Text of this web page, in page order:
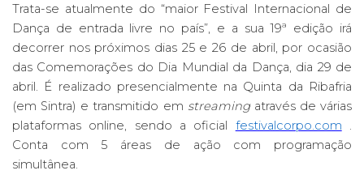
Trata-se atualmente do “maior Festival Internacional de
Dança de entrada livre no país”, e a sua 19ª edição irá
decorrer nos próximos dias 25 e 26 de abril, por ocasião
das Comemorações do Dia Mundial da Dança, dia 29 de
abril. É realizado presencialmente na Quinta da Ribafria
(em Sintra) e transmitido em streamingatravés de várias
plataformas online, sendo a oficial festivalcorpo.com .
Conta com 5 áreas de ação com programação
simultânea.